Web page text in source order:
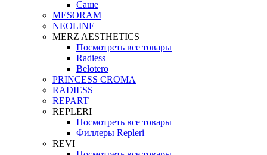
Саше
MESORAM
NEOLINE
MERZ AESTHETICS
Посмотреть все товары
Radiess
Belotero
PRINCESS CROMA
RADIESS
REPART
REPLERI
Посмотреть все товары
Филлеры Repleri
REVI